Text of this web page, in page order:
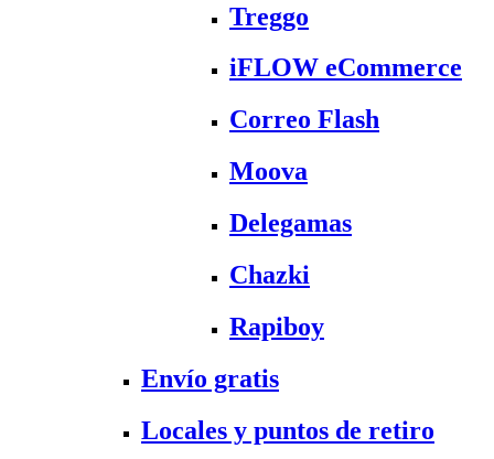
Treggo
iFLOW eCommerce
Correo Flash
Moova
Delegamas
Chazki
Rapiboy
Envío gratis
Locales y puntos de retiro